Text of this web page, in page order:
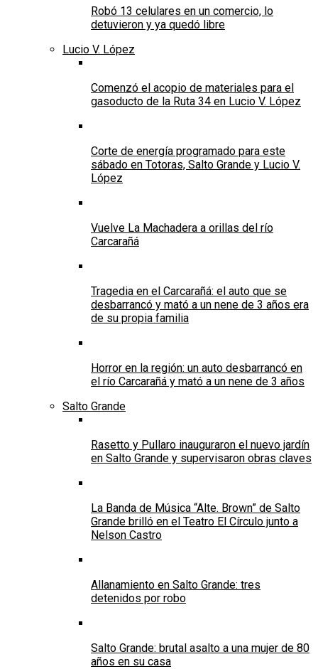
Robó 13 celulares en un comercio, lo
detuvieron y ya quedó libre
Lucio V. López
Comenzó el acopio de materiales para el
gasoducto de la Ruta 34 en Lucio V. López
Corte de energía programado para este
sábado en Totoras, Salto Grande y Lucio V.
López
Vuelve La Machadera a orillas del río
Carcarañá
Tragedia en el Carcarañá: el auto que se
desbarrancó y mató a un nene de 3 años era
de su propia familia
Horror en la región: un auto desbarrancó en
el río Carcarañá y mató a un nene de 3 años
Salto Grande
Rasetto y Pullaro inauguraron el nuevo jardín
en Salto Grande y supervisaron obras claves
La Banda de Música “Alte. Brown” de Salto
Grande brilló en el Teatro El Círculo junto a
Nelson Castro
Allanamiento en Salto Grande: tres
detenidos por robo
Salto Grande: brutal asalto a una mujer de 80
años en su casa